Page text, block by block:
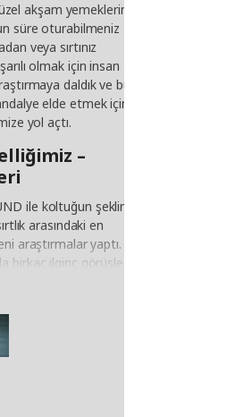
akşam yemeklerinin
süre oturabilmeniz
veya sırtınız
olmak için insan
daldık ve bu
elde etmek için
yol açtı.
–
ile koltuğun şeklini
arasındaki en
araştırmalar yaptı.
birkaç ilginç görüşle
olduğu. "Birinin
daha kısa olmasına
nedenle, koltuğun
nüfusunun